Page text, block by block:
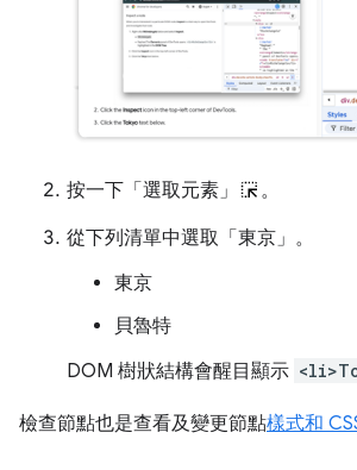
按一下「選取元素」
。
從下列清單中選取「東京」 。
東京
貝魯特
DOM 樹狀結構會醒目顯示
檢查節點也是查看及變更節點樣式和